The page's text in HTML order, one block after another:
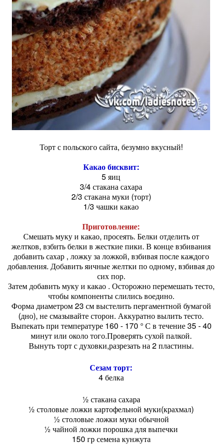
Торт с польского сайта, безумно вкусный!
Какао бисквит:
5 яиц
3/4 стакана сахара
2/3 стакана муки (торт)
1/3 чашки какао
Приготовление:
Смешать муку и какао, просеять. Белки отделить от
желтков, взбить белки в жесткие пики. В конце взбивания
добавить сахар , ложку за ложкой, взбивая после каждого
добавления. Добавить яичные желтки по одному, взбивая до
сих пор.
Затем добавить муку и какао . Осторожно перемешать тесто,
чтобы компоненты слились воедино.
Форма диаметром 23 см выстелить пергаментной бумагой
(дно), не смазывайте сторон. Аккуратно вылить тесто.
Выпекать при температуре 160 - 170 ° С в течение 35 - 40
минут или около того.Проверять сухой палкой.
Вынуть торт с духовки,разрезать на 2 пластины.
Сезам торт:
4 белка
½ стакана сахара
½ столовые ложки картофельной муки(крахмал)
½ столовые ложки муки обычной
½ чайной ложки порошка для выпечки
150 гр семена кунжута